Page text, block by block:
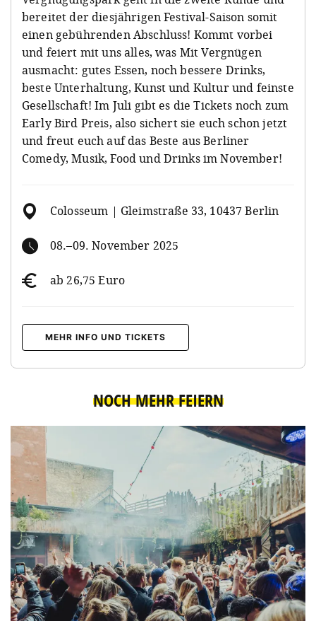
bereitet der diesjährigen Festival-Saison somit
einen gebührenden Abschluss! Kommt vorbei
und feiert mit uns alles, was Mit Vergnügen
ausmacht: gutes Essen, noch bessere Drinks,
beste Unterhaltung, Kunst und Kultur und feinste
Gesellschaft! Im Juli gibt es die Tickets noch zum
Early Bird Preis, also sichert sie euch schon jetzt
und freut euch auf das Beste aus Berliner
Comedy, Musik, Food und Drinks im November!
Colosseum | Gleimstraße 33, 10437 Berlin
08.–09. November 2025
ab 26,75 Euro
MEHR INFO UND TICKETS
NOCH MEHR FEIERN